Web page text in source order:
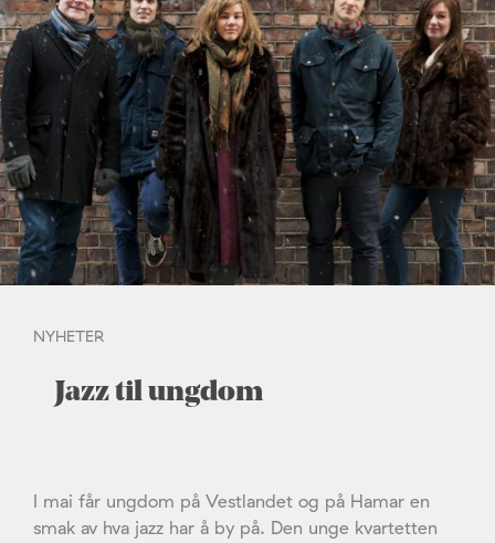
NYHETER
Jazz til ungdom
I mai får ungdom på Vestlandet og på Hamar en
smak av hva jazz har å by på. Den unge kvartetten